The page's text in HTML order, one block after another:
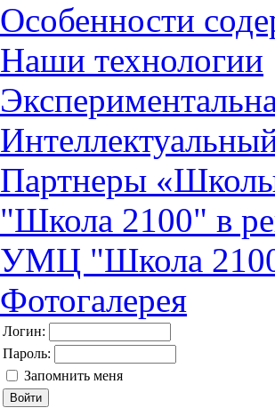
Особенности
Наши технологии
Партнеры
"Школа 2100" в
УМЦ "Школа
Фотогалерея
Логин:
Пароль:
Запомнить меня